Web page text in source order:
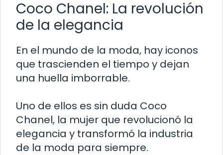
Coco Chanel: La revolución
de la elegancia
En el mundo de la moda, hay iconos
que trascienden el tiempo y dejan
una huella imborrable.
Uno de ellos es sin duda Coco
Chanel, la mujer que revolucionó la
elegancia y transformó la industria
de la moda para siempre.